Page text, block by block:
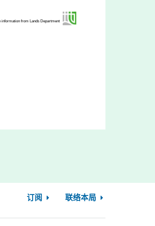
information from Lands Department
订阅 联络本局